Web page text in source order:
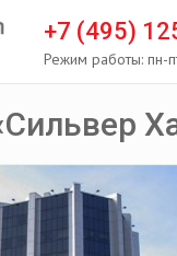
+7 (495)
Режим работы: пн-